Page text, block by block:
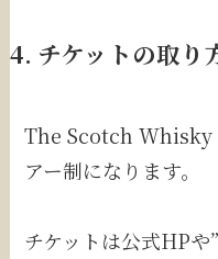
4. チケットの取り
The Scotch Whisky
アー制になります。
チケットは公式HP